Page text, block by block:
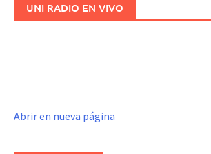
UNI RADIO EN VIVO
Abrir en nueva página